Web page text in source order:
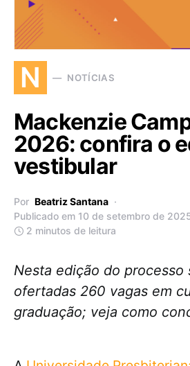
N NOTÍCIAS
Mackenzie
2026: confira o
vestibular
Por Beatriz Santana
Publicado em 10 de setembro de
2 minutos de leitura
Nesta edição do processo
ofertadas 260 vagas em
graduação; veja como